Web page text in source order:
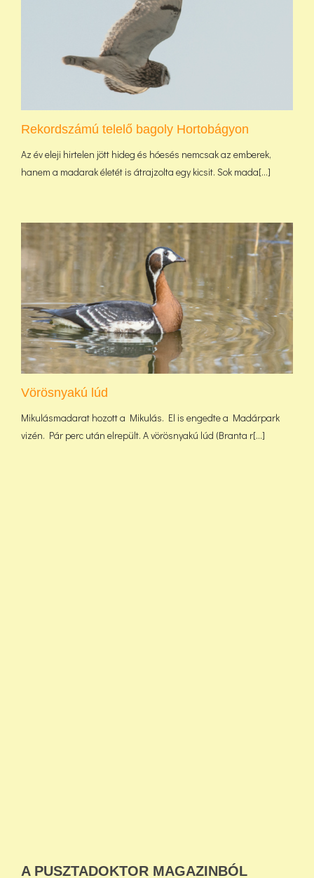
Rekordszámú telelő bagoly Hortobágyon
Az év eleji hirtelen jött hideg és hóesés nemcsak az emberek,
hanem a madarak életét is átrajzolta egy kicsit. Sok mada[...]
Vörösnyakú lúd
Mikulásmadarat hozott a Mikulás. El is engedte a Madárpark
vizén. Pár perc után elrepült. A vörösnyakú lúd (Branta r[...]
A PUSZTADOKTOR MAGAZINBÓL